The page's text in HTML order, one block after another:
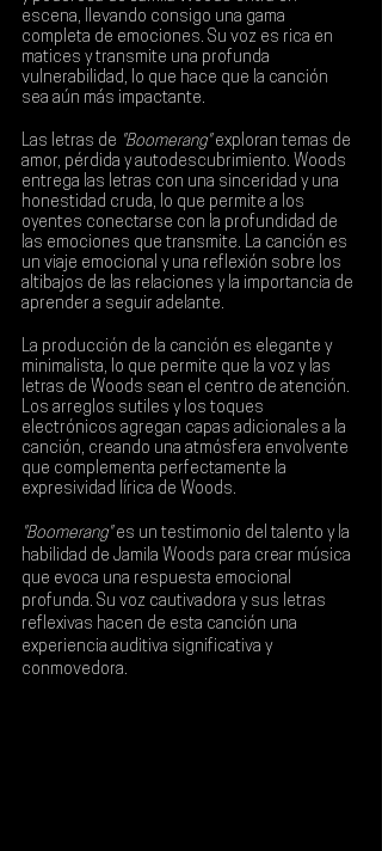
escena, llevando consigo una gama
completa de emociones. Su voz es rica en
matices y transmite una profunda
vulnerabilidad, lo que hace que la canción
sea aún más impactante.
Las letras de "Boomerang" exploran temas de
amor, pérdida y autodescubrimiento. Woods
entrega las letras con una sinceridad y una
honestidad cruda, lo que permite a los
oyentes conectarse con la profundidad de
las emociones que transmite. La canción es
un viaje emocional y una reflexión sobre los
altibajos de las relaciones y la importancia de
aprender a seguir adelante.
La producción de la canción es elegante y
minimalista, lo que permite que la voz y las
letras de Woods sean el centro de atención.
Los arreglos sutiles y los toques
electrónicos agregan capas adicionales a la
canción, creando una atmósfera envolvente
que complementa perfectamente la
expresividad lírica de Woods.
"Boomerang" es un testimonio del talento y la
habilidad de Jamila Woods para crear música
que evoca una respuesta emocional
profunda. Su voz cautivadora y sus letras
reflexivas hacen de esta canción una
experiencia auditiva significativa y
conmovedora.